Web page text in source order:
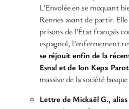
L’Envolée en se moquant
Rennes avant de partir.
prisons de l’État français
espagnol, l’enfermement
se réjouit enfin de la
Esnal et de Ion Kepa Parot
massive de la société
Lettre de Mickaël G.,